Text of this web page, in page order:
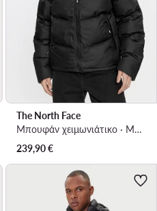
The North Face
Μπουφάν χειμωνιάτικο · Μαύρο
239,90€